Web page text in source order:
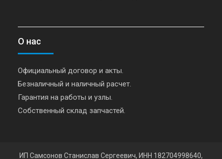
О нас
Официальный договор и акты.
Безналичный и наличный расчет.
Гарантия на работы и узлы.
Собственный склад запчастей.
ИП Самсонов Станислав Сергеевич, ИНН 182704998640,